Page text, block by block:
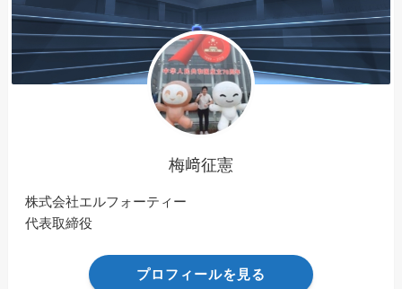
梅﨑征憲
株式会社エルフォーティー
代表取締役
プロフィールを見る